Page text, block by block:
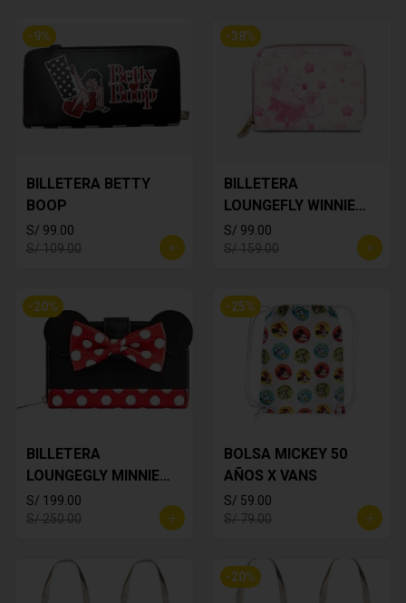
-9%
BILLETERA BETTY
BOOP
S/ 99.00
S/ 109.00
-38%
BILLETERA
LOUNGEFLY WINNIE
THE POOH
S/ 99.00
S/ 159.00
-20%
BILLETERA
LOUNGEGLY MINNIE
MOUSE
S/ 199.00
S/ 250.00
-25%
BOLSA MICKEY 50
AÑOS X VANS
S/ 59.00
S/ 79.00
-20%